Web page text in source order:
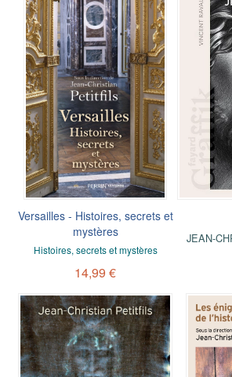
Versailles - Histoires, secrets et
mystères
Histoires, secrets et mystères
14,99 €
JEAN-